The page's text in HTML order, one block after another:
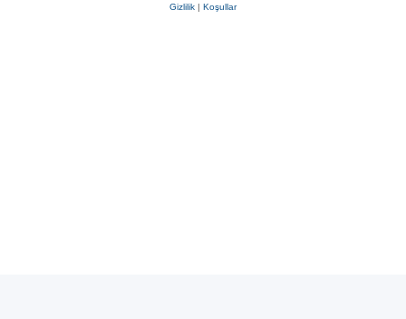
Gizlilik | Koşullar